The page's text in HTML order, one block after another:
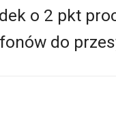
o 2 pkt
do